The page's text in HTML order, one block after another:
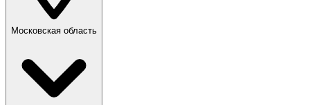
Московская область